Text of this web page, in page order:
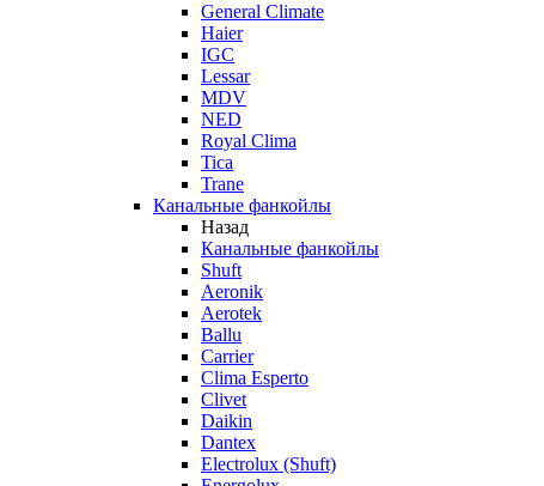
General Climate
Haier
IGC
Lessar
MDV
NED
Royal Clima
Tica
Trane
Канальные фанкойлы
Назад
Канальные фанкойлы
Shuft
Aeronik
Aerotek
Ballu
Carrier
Clima Esperto
Clivet
Daikin
Dantex
Electrolux (Shuft)